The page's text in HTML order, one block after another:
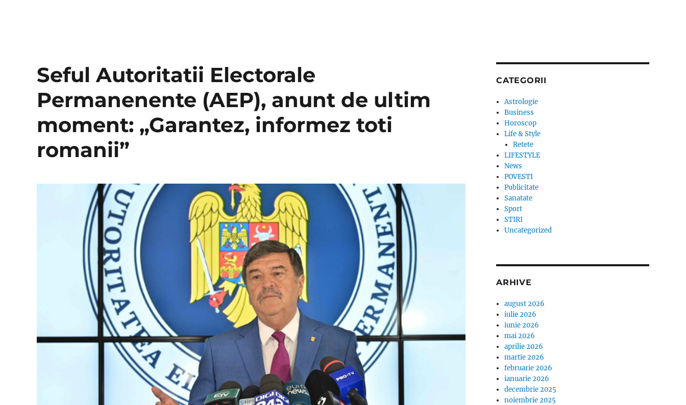
Seful Autoritatii Electorale
Permanenente (AEP), anunt de ultim
moment: „Garantez, informez toti
romanii”
CATEGORII
Astrologie
Business
Horoscop
Life & Style
Retete
LIFESTYLE
News
POVESTI
Publicitate
Sanatate
Sport
STIRI
Uncategorized
ARHIVE
august 2026
iulie 2026
iunie 2026
mai 2026
aprilie 2026
martie 2026
februarie 2026
ianuarie 2026
decembrie 2025
noiembrie 2025